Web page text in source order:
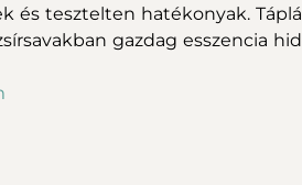
és tesztelten hatékonyak.
gazdag esszencia